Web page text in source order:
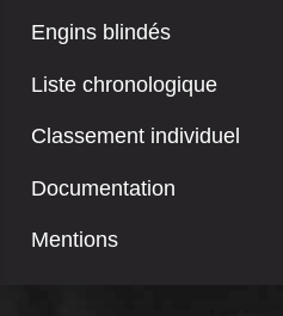
Engins blindés
Liste chronologique
Classement individuel
Documentation
Mentions